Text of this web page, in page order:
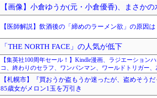
【画像】小倉ゆうか(元・小倉優香)、まさか
【医師解説】飲酒後の「締めのラーメン欲」の原因
「THE NORTH FACE」の人気が低下
【集英社100周年セール！】Kindle漫画、ラジエーショ
コ、終わりのセラフ、ワンパンマン、ワールドトリガー、
【札幌市】『買おうか盗もうか迷ったが、盗めそう
85歳女がメロン1玉を万引き